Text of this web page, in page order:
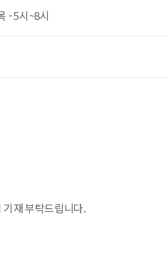
- 5시~8시
재 부탁드립니다.